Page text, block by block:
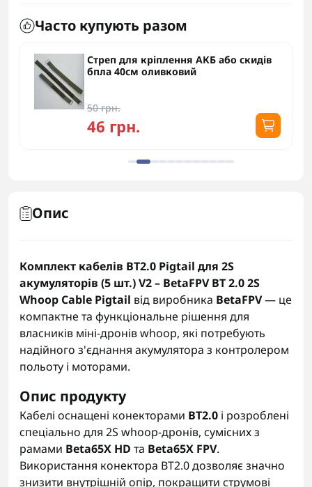
Часто купують разом
Стреп для кріплення АКБ або скидів
бпла 40см оливковий
50 грн.
46 грн.
Опис
Комплект кабелів BT2.0 Pigtail для 2S
акумуляторів (5 шт.) V2 – BetaFPV BT 2.0 2S
Whoop Cable Pigtail від виробника BetaFPV— це
компактне та функціональне рішення для
власників міні‑дронів whoop, які потребують
надійного з'єднання акумулятора з контролером
польоту і моторами.
Опис продукту
Кабелі оснащені конекторами BT2.0 і розроблені
спеціально для 2S whoop‑дронів, сумісних з
рамами Beta65X HD та Beta65X FPV.
Використання конектора BT2.0 дозволяє значно
знизити внутрішній опір, покращити струмові